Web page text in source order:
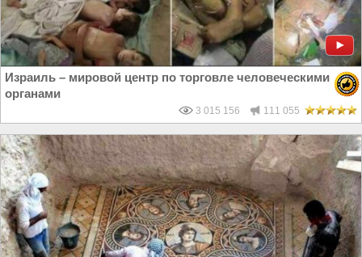
Израиль – мировой центр по торговле человеческими
органами
3 015 156 111 055